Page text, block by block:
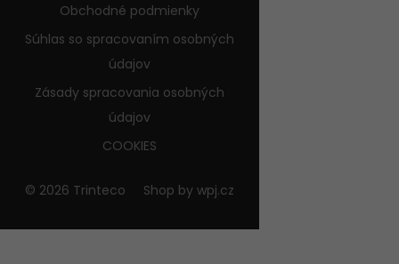
© 2026 Trinteco
Obchodné podmienky
Súhlas so spracovaním osobných
údajov
Zásady spracovania osobných
údajov
COOKIES
Shop by wpj.cz